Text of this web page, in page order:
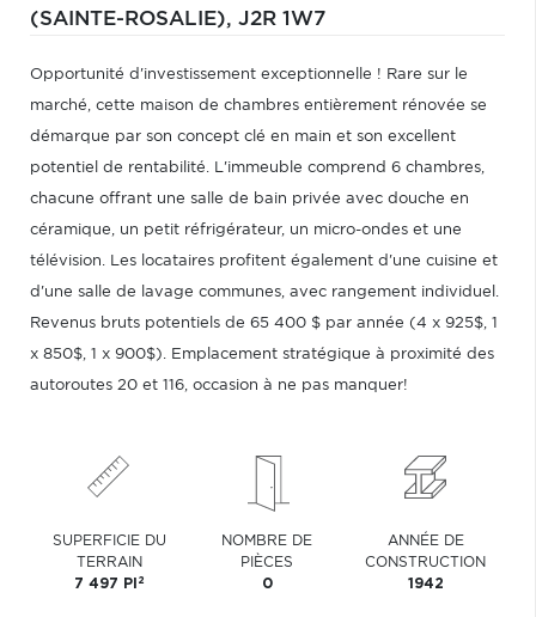
(SAINTE-ROSALIE), J2R 1W7
Opportunité d'investissement exceptionnelle ! Rare sur le
marché, cette maison de chambres entièrement rénovée se
démarque par son concept clé en main et son excellent
potentiel de rentabilité. L'immeuble comprend 6 chambres,
chacune offrant une salle de bain privée avec douche en
céramique, un petit réfrigérateur, un micro-ondes et une
télévision. Les locataires profitent également d'une cuisine et
d'une salle de lavage communes, avec rangement individuel.
Revenus bruts potentiels de 65 400 $ par année (4 x 925$, 1
x 850$, 1 x 900$). Emplacement stratégique à proximité des
autoroutes 20 et 116, occasion à ne pas manquer!
SUPERFICIE DU
TERRAIN
7 497 PI 2
NOMBRE DE
PIÈCES
0
ANNÉE DE
CONSTRUCTION
1942